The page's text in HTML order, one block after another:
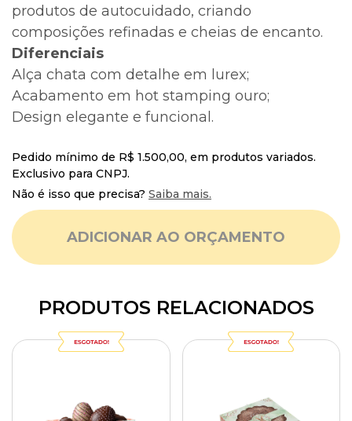
produtos de autocuidado, criando
composições refinadas e cheias de encanto.
Diferenciais
Alça chata com detalhe em lurex;
Acabamento em hot stamping ouro;
Design elegante e funcional.
Pedido mínimo de R$ 1.500,00, em produtos variados.
Exclusivo para CNPJ.
Não é isso que precisa? Saiba mais.
ADICIONAR AO ORÇAMENTO
PRODUTOS RELACIONADOS